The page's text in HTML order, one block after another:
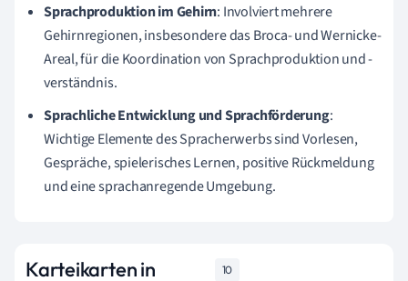
Sprachproduktion im Gehirn: Involviert mehrere
Gehirnregionen, insbesondere das Broca- und Wernicke-
Areal, für die Koordination von Sprachproduktion und -
verständnis.
Sprachliche Entwicklung und Sprachförderung:
Wichtige Elemente des Spracherwerbs sind Vorlesen,
Gespräche, spielerisches Lernen, positive Rückmeldung
und eine sprachanregende Umgebung.
Karteikarten in
10